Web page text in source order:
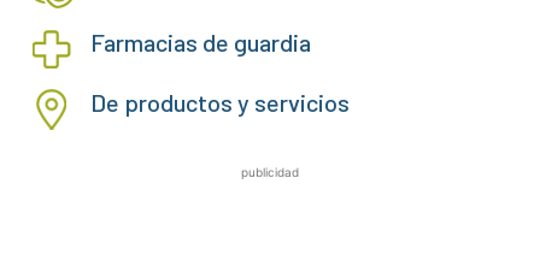
Farmacias de guardia
De productos y servicios
publicidad